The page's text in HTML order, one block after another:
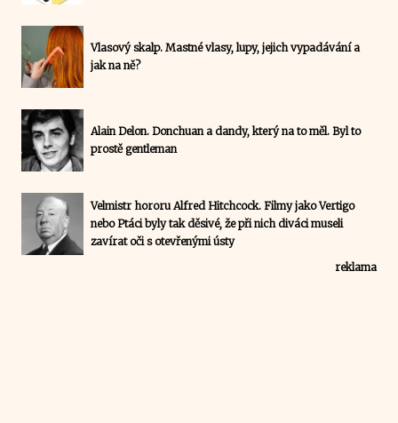
Vlasový skalp. Mastné vlasy, lupy, jejich vypadávání a
jak na ně?
Alain Delon. Donchuan a dandy, který na to měl. Byl to
prostě gentleman
Velmistr hororu Alfred Hitchcock. Filmy jako Vertigo
nebo Ptáci byly tak děsivé, že při nich diváci museli
zavírat oči s otevřenými ústy
reklama